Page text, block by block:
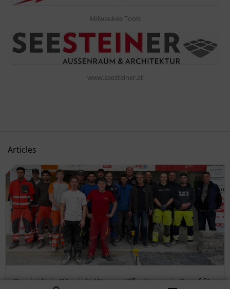
Milwaukee Tools
www.seesteiner.at
Articles
Das ist kein Bürojob. Warum Pflasterer ein Beruf für